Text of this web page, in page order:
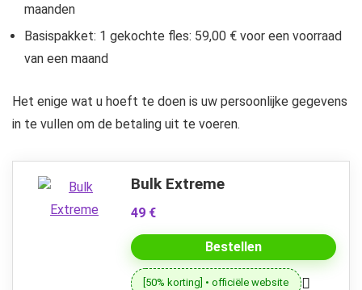
maanden
Basispakket: 1 gekochte fles: 59,00 € voor een voorraad
van een maand
Het enige wat u hoeft te doen is uw persoonlijke gegevens
in te vullen om de betaling uit te voeren.
Bulk Extreme
49 €
Bestellen
[50% korting] • officiële website